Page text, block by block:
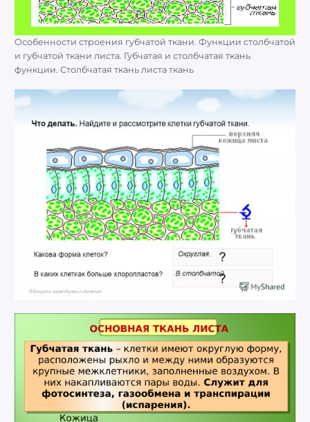
Особенности строения губчатой ткани. Функции столбчатой
и губчатой ткани листа. Губчатая и столбчатая ткань
функции. Столбчатая ткань листа ткань